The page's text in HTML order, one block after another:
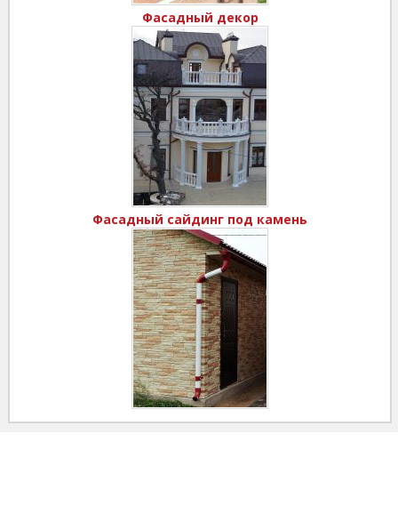
Фасадный декор
Фасадный сайдинг под камень